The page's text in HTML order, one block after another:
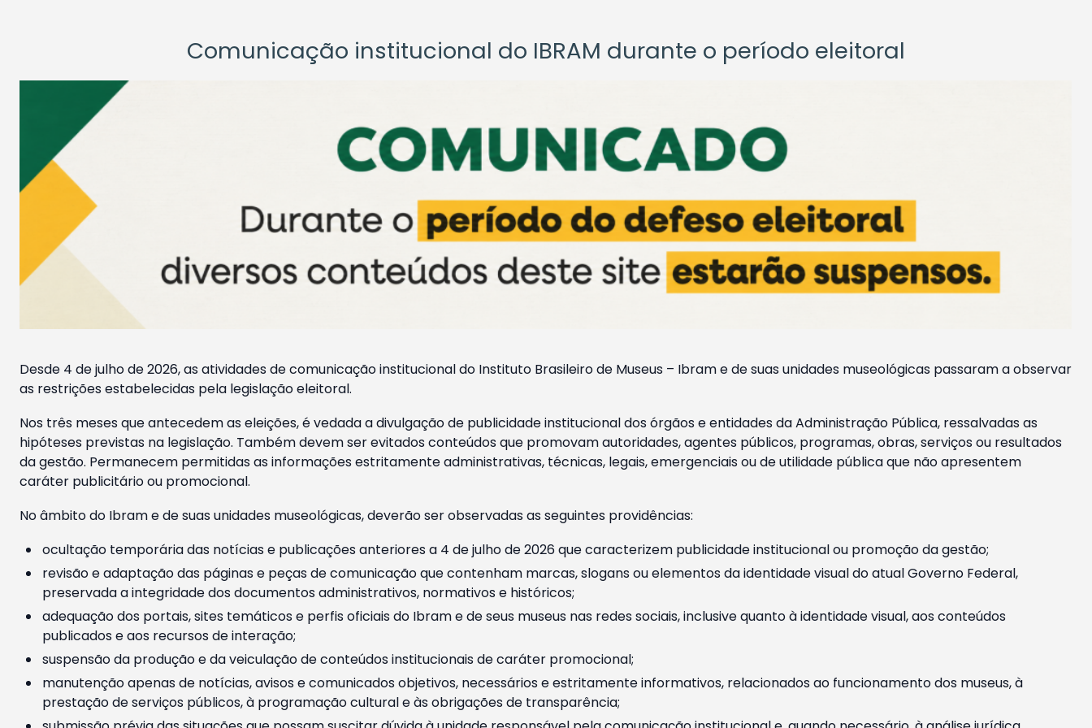
Comunicação institucional do IBRAM durante o período eleitoral
Desde 4 de julho de 2026, as atividades de comunicação institucional do Instituto Brasileiro de Museus – Ibram e de suas unidades museológicas passaram a observar
as restrições estabelecidas pela legislação eleitoral.
Nos três meses que antecedem as eleições, é vedada a divulgação de publicidade institucional dos órgãos e entidades da Administração Pública, ressalvadas as
hipóteses previstas na legislação. Também devem ser evitados conteúdos que promovam autoridades, agentes públicos, programas, obras, serviços ou resultados
da gestão. Permanecem permitidas as informações estritamente administrativas, técnicas, legais, emergenciais ou de utilidade pública que não apresentem
caráter publicitário ou promocional.
No âmbito do Ibram e de suas unidades museológicas, deverão ser observadas as seguintes providências:
ocultação temporária das notícias e publicações anteriores a 4 de julho de 2026 que caracterizem publicidade institucional ou promoção da gestão;
revisão e adaptação das páginas e peças de comunicação que contenham marcas, slogans ou elementos da identidade visual do atual Governo Federal,
preservada a integridade dos documentos administrativos, normativos e históricos;
adequação dos portais, sites temáticos e perfis oficiais do Ibram e de seus museus nas redes sociais, inclusive quanto à identidade visual, aos conteúdos
publicados e aos recursos de interação;
suspensão da produção e da veiculação de conteúdos institucionais de caráter promocional;
manutenção apenas de notícias, avisos e comunicados objetivos, necessários e estritamente informativos, relacionados ao funcionamento dos museus, à
prestação de serviços públicos, à programação cultural e às obrigações de transparência;